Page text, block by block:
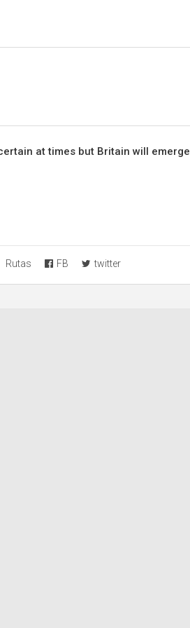
at times but Britain will emerge
Rutas FB twitter